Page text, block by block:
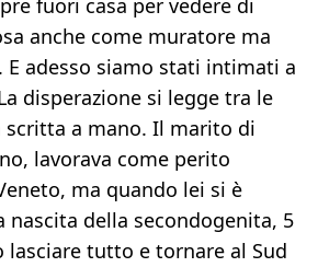
fuori casa per vedere di
anche come muratore ma
E adesso siamo stati intimati a
disperazione si legge tra le
a mano. Il marito di
lavorava come perito
ma quando lei si è
nascita della secondogenita, 5
lasciare tutto e tornare al Sud